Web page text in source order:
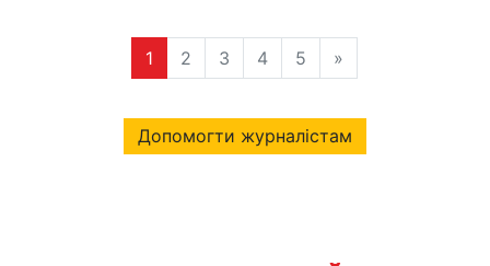
1 2 3 4 5 »
Допомогти журналістам